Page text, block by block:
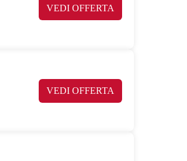
VEDI OFFERTA
VEDI OFFERTA